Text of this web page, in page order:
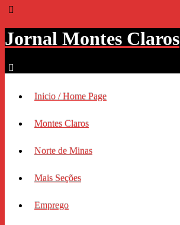
Jornal Montes Claros
Inicio / Home Page
Montes Claros
Norte de Minas
Mais Seções
Emprego